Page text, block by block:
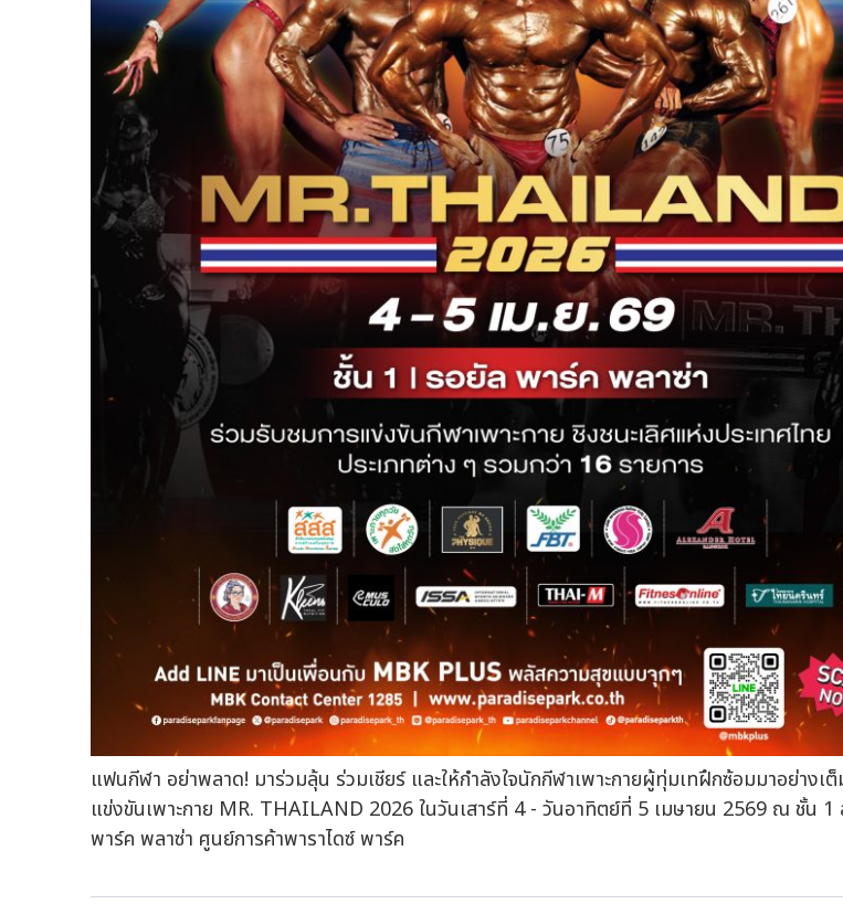
แฟนกีฬา อย่าพลาด! มาร่วมลุ้น ร่วมเชียร์ และให้กำลังใจนักกีฬาเพาะกายผู้ทุ่มเทฝึกซ้อมมาอย่างเต็
แข่งขันเพาะกาย MR. THAILAND 2026 ในวันเสาร์ที่ 4 - วันอาทิตย์ที่ 5 เมษายน 2569 ณ ชั้น 1
พาร์ค พลาซ่า ศูนย์การค้าพาราไดซ์ พาร์ค